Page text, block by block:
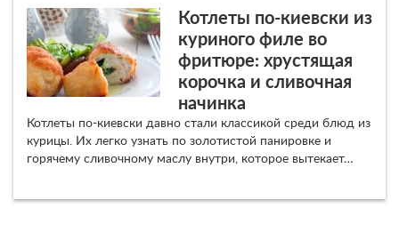
Котлеты по-киевски из
куриного филе во
фритюре: хрустящая
корочка и сливочная
начинка
Котлеты по-киевски давно стали классикой среди блюд из
курицы. Их легко узнать по золотистой панировке и
горячему сливочному маслу внутри, которое вытекает…